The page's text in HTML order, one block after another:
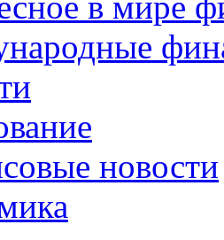
новости